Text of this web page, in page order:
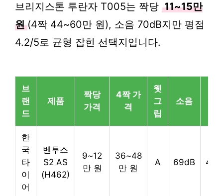
브리지스톤 투란자 T005는 짝당 11~15만
원 (4짝 44~60만 원), 소음 70dB지만 평점
4.2/5로 균형 잡힌 선택지입니다.
브
랜
드
제품
짝당
가격
4짝 가
격
웻
그
립
소음
한
국
타
이
어
벤투스
S2 AS
(H462)
9~12
만 원
36~48
만 원
A 69dB